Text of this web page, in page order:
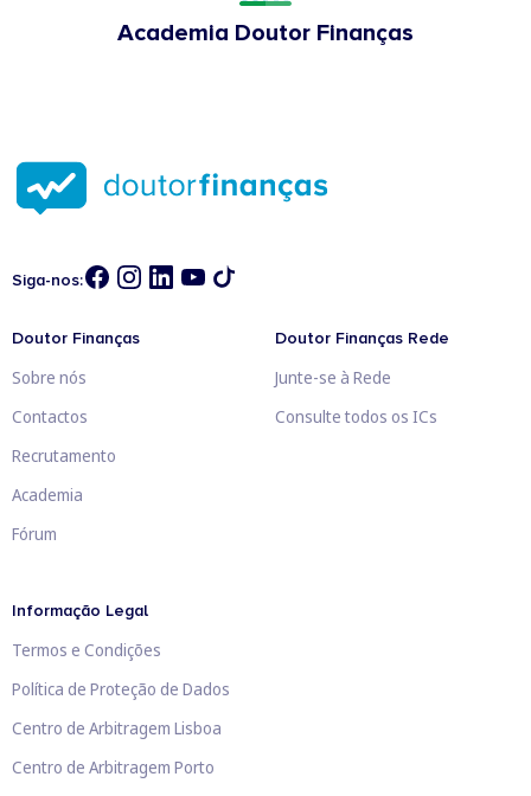
Academia Doutor Finanças
Siga-nos:
Doutor Finanças
Sobre nós
Contactos
Recrutamento
Academia
Fórum
Doutor Finanças Rede
Junte-se à Rede
Consulte todos os ICs
Informação Legal
Termos e Condições
Política de Proteção de Dados
Centro de Arbitragem Lisboa
Centro de Arbitragem Porto